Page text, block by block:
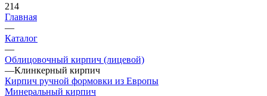
214
Главная
—
Каталог
—
Облицовочный кирпич (лицевой)
—Клинкерный кирпич
Кирпич ручной формовки из Европы
Минеральный кирпич